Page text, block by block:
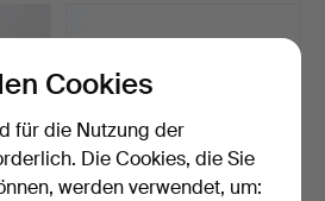
Cookies
für die Nutzung der
Die Cookies, die Sie
werden verwendet, um: